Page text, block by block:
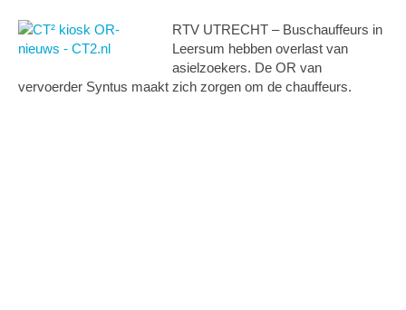
RTV UTRECHT – Buschauffeurs in
Leersum hebben overlast van
asielzoekers. De OR van
vervoerder Syntus maakt zich zorgen om de chauffeurs.